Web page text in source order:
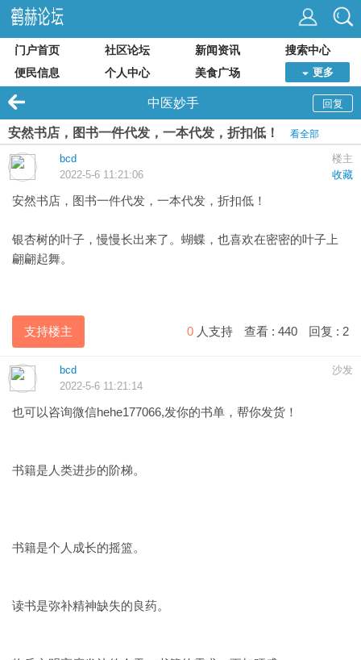
门户首页 社区论坛 新闻资讯
搜索中心
便民信息
个人中心 美食广场 更多
回复
中医妙手
安然书店，图书一件代发，一本代发，折扣低！ 看全部
楼主
bcd
收藏
2022-5-6 11:21:06
安然书店 ，图书一件代发，一本代发，折扣低！
银杏树的叶子，慢慢长出来了。蝴蝶，也喜欢在密密的叶子上
翩翩起舞。
支持楼主 0 人支持 查看 : 440 回复 : 2
沙发
bcd
2022-5-6 11:21:14
也可以咨询微信hehe177066,发你的书单，帮你发货！
​书籍是人类进步的阶梯。
书籍是个人成长的摇篮。
读书是弥补精神​缺失的良药。